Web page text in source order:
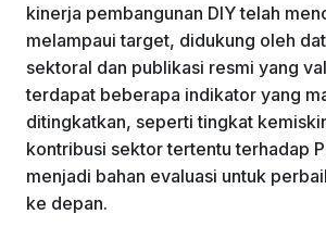
kinerja pembangunan DIY telah
melampaui target, didukung oleh
sektoral dan publikasi resmi yang
terdapat beberapa indikator yang
ditingkatkan, seperti tingkat
kontribusi sektor tertentu terhadap
menjadi bahan evaluasi untuk
ke depan.